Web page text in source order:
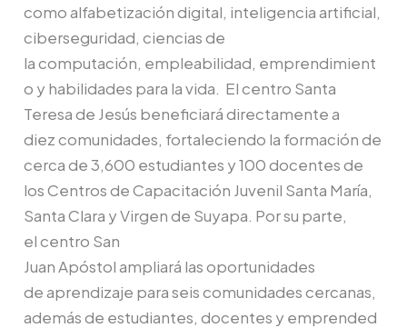
como alfabetización digital, inteligencia artificial,
ciberseguridad, ciencias de
la computación, empleabilidad, emprendimient
o y habilidades para la vida. El centro Santa
Teresa de Jesús beneficiará directamente a
diez comunidades, fortaleciendo la formación de
cerca de 3,600 estudiantes y 100 docentes de
los Centros de Capacitación Juvenil Santa María,
Santa Clara y Virgen de Suyapa. Por su parte,
el centro San
Juan Apóstol ampliará las oportunidades
de aprendizaje para seis comunidades cercanas,
además de estudiantes, docentes y emprended